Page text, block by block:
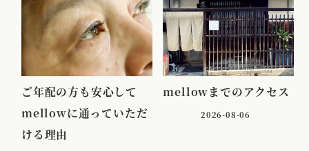
ご年配の方も安心して
mellowに通っていただ
ける理由
mellowまでのアクセス
2026-08-06